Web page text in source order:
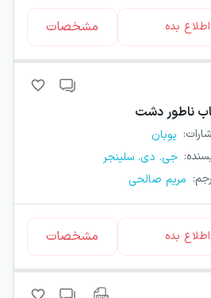
بده مشخصات
ناطور دشت
: یوبان
: جی. دی. سلینجر
: مریم صالحی
بده مشخصات